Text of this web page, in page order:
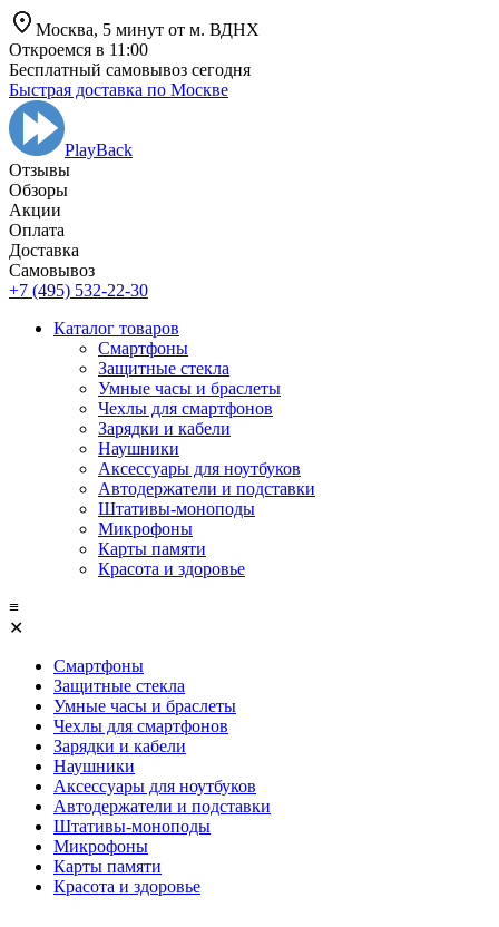
Москва, 5 минут от м. ВДНХ
Откроемся в 11:00
Бесплатный самовывоз сегодня
Быстрая доставка по Москве
PlayBack
Отзывы
Обзоры
Aкции
Оплата
Доставка
Самовывоз
+7 (495) 532-22-30
Каталог товаров
Смартфоны
Защитные стекла
Умные часы и браслеты
Чехлы для смартфонов
Зарядки и кабели
Наушники
Аксессуары для ноутбуков
Автодержатели и подставки
Штативы-моноподы
Микрофоны
Карты памяти
Красота и здоровье
≡
✕
Смартфоны
Защитные стекла
Умные часы и браслеты
Чехлы для смартфонов
Зарядки и кабели
Наушники
Аксессуары для ноутбуков
Автодержатели и подставки
Штативы-моноподы
Микрофоны
Карты памяти
Красота и здоровье